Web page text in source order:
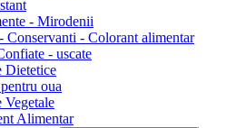
- Mirodenii
- Colorant alimentar
- uscate
Dietetice
oua
Vegetale
Alimentar